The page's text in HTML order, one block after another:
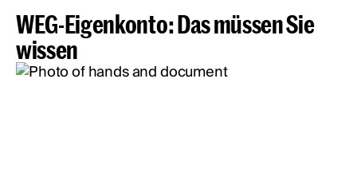
WEG-Eigenkonto: Das müssen Sie
wissen